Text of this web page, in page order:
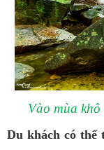
Vào mùa
Du khách có thể